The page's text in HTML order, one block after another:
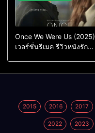
Once We Were Us (2025)
เวอร์ชั่นรีเมค รีวิวหนังรัก
2015 2016 2017
2022 2023